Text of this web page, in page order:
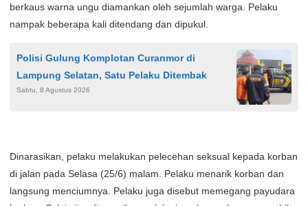
berkaus warna ungu diamankan oleh sejumlah warga. Pelaku
nampak beberapa kali ditendang dan dipukul.
Polisi Gulung Komplotan Curanmor di
Lampung Selatan, Satu Pelaku Ditembak
Sabtu, 8 Agustus 2026
Dinarasikan, pelaku melakukan pelecehan seksual kepada korban
di jalan pada Selasa (25/6) malam. Pelaku menarik korban dan
langsung menciumnya. Pelaku juga disebut memegang payudara